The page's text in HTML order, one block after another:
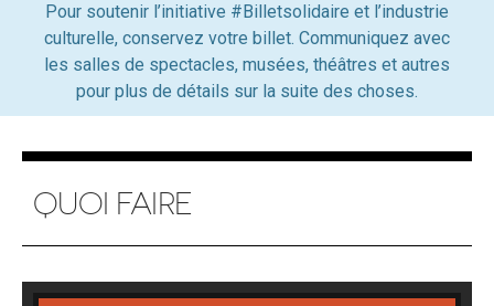
Pour soutenir l’initiative #Billetsolidaire et l’industrie
culturelle, conservez votre billet. Communiquez avec
les salles de spectacles, musées, théâtres et autres
pour plus de détails sur la suite des choses.
QUOI FAIRE